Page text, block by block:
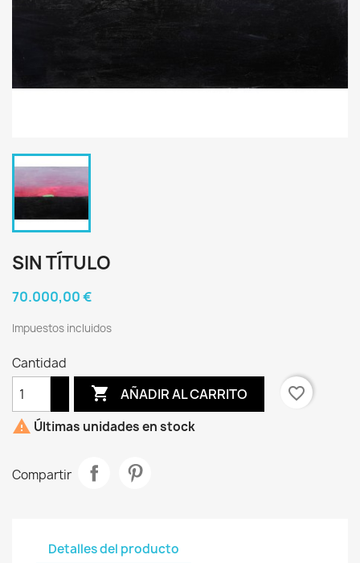
SIN TÍTULO
70.000,00 €
Impuestos incluidos
Cantidad
 AÑADIR AL CARRITO
favorite_border
 Últimas unidades en stock
Compartir
Detalles del producto